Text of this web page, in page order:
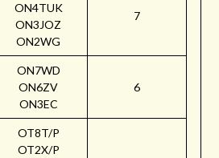
ON4TUK
ON3JOZ
ON2WG
7
ON7WD
ON6ZV
ON3EC
6
OT8T/P
OT2X/P